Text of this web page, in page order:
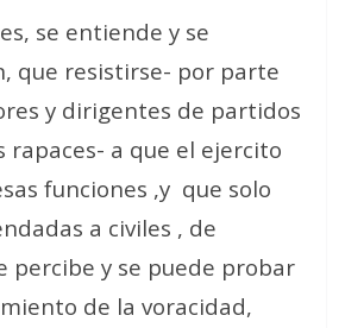
se entiende y se
que resistirse- por parte
y dirigentes de partidos
rapaces- a que el ejercito
funciones ,y que solo
a civiles , de
percibe y se puede probar
de la voracidad,